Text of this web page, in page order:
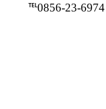
℡0856-23-6974